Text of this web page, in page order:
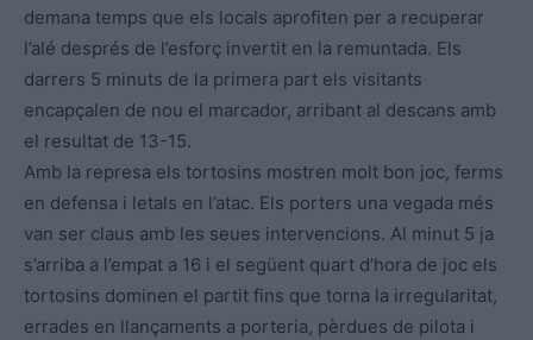
demana temps que els locals aprofiten per a recuperar
l’alé després de l’esforç invertit en la remuntada. Els
darrers 5 minuts de la primera part els visitants
encapçalen de nou el marcador, arribant al descans amb
el resultat de 13-15.
Amb la represa els tortosins mostren molt bon joc, ferms
en defensa i letals en l’atac. Els porters una vegada més
van ser claus amb les seues intervencions. Al minut 5 ja
s’arriba a l’empat a 16 i el següent quart d’hora de joc els
tortosins dominen el partit fins que torna la irregularitat,
errades en llançaments a porteria, pèrdues de pilota i